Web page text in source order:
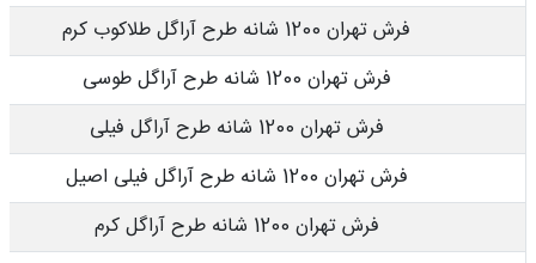
فرش تهران 1200 شانه طرح آراگل طلاکوب کرم
فرش تهران 1200 شانه طرح آراگل طوسی
فرش تهران 1200 شانه طرح آراگل فیلی
فرش تهران 1200 شانه طرح آراگل فیلی اصیل
فرش تهران 1200 شانه طرح آراگل کرم